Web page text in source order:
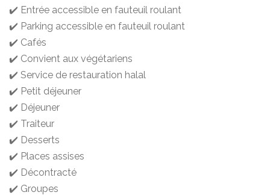
✔️ Entrée accessible en fauteuil roulant
✔️ Parking accessible en fauteuil roulant
✔️ Cafés
✔️ Convient aux végétariens
✔️ Service de restauration halal
✔️ Petit déjeuner
✔️ Déjeuner
✔️ Traiteur
✔️ Desserts
✔️ Places assises
✔️ Décontracté
✔️ Groupes